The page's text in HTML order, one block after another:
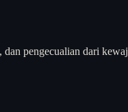
pengecualian dari